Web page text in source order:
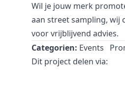
Wil je jouw merk
aan street sampling, wij
voor vrijblijvend advies.
Categorien: Events
Dit project delen via: